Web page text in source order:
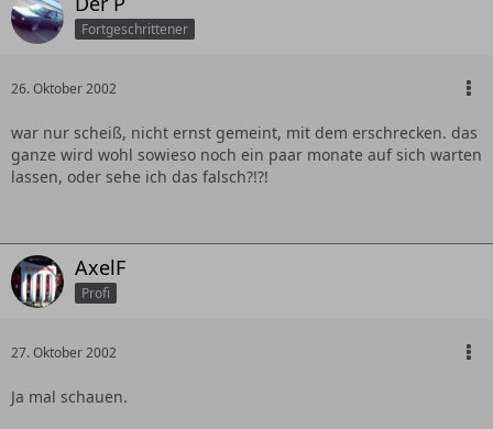
Fortgeschrittener
26. Oktober 2002
war nur scheiß, nicht ernst gemeint, mit dem erschrecken. das
ganze wird wohl sowieso noch ein paar monate auf sich warten
lassen, oder sehe ich das falsch?!?!
AxelF
Profi
27. Oktober 2002
Ja mal schauen.